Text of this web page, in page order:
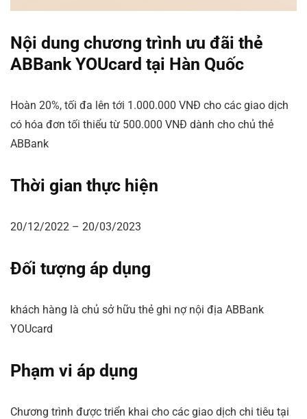
Nội dung chương trình ưu đãi thẻ
ABBank YOUcard tại Hàn Quốc
Hoàn 20%, tối đa lên tới 1.000.000 VNĐ cho các giao dịch
có hóa đơn tối thiểu từ 500.000 VNĐ dành cho chủ thẻ
ABBank
Thời gian thực hiện
20/12/2022 – 20/03/2023
Đối tượng áp dụng
khách hàng là chủ sở hữu thẻ ghi nợ nội địa ABBank
YOUcard
Phạm vi áp dụng
Chương trình được triển khai cho các giao dịch chi tiêu tại